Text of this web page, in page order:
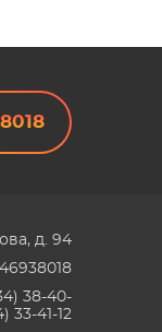
д. 94
38-40-
33-41-12